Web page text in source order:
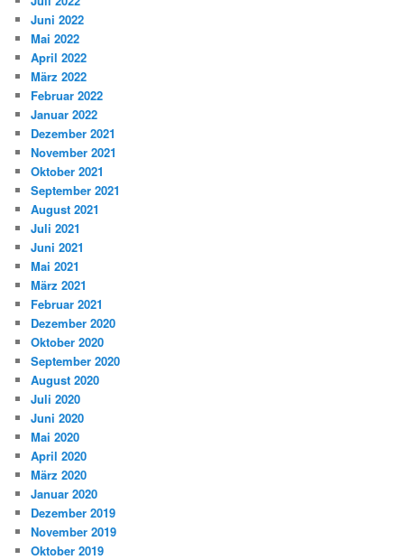
Juni 2022
Mai 2022
April 2022
März 2022
Februar 2022
Januar 2022
Dezember 2021
November 2021
Oktober 2021
September 2021
August 2021
Juli 2021
Juni 2021
Mai 2021
März 2021
Februar 2021
Dezember 2020
Oktober 2020
September 2020
August 2020
Juli 2020
Juni 2020
Mai 2020
April 2020
März 2020
Januar 2020
Dezember 2019
November 2019
Oktober 2019